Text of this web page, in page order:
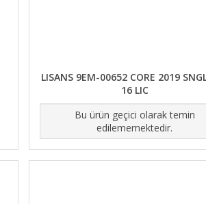
LISANS 9EM-00652 CORE 2019
16 LIC
Bu ürün geçici olarak temin
edilememektedir.